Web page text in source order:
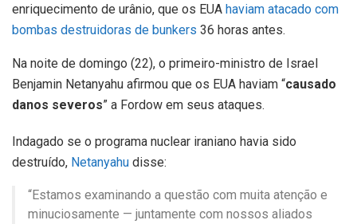
enriquecimento de urânio, que os EUA haviam atacado com
bombas destruidoras de bunkers 36 horas antes.
Na noite de domingo (22), o primeiro-ministro de Israel
Benjamin Netanyahu afirmou que os EUA haviam “causado
danos severos” a Fordow em seus ataques.
Indagado se o programa nuclear iraniano havia sido
destruído, Netanyahu disse:
“Estamos examinando a questão com muita atenção e
minuciosamente — juntamente com nossos aliados